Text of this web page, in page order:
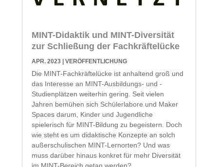
MINT-Didaktik und MINT-Diversität
zur Schließung der Fachkräftelücke
APR. 2023| VERÖFFENTLICHUNG
Die MINT-Fachkräftelücke ist anhaltend groß und
das Interesse an MINT-Ausbildungs- und -
Studienplätzen weiterhin gering. Seit vielen
Jahren bemühen sich Schülerlabore und Maker
Spaces darum, Kinder und Jugendliche
spielerisch für MINT-Bildung zu begeistern. Doch
wie steht es um didaktische Konzepte an solch
außerschulischen MINT-Lernorten? Und was
muss darüber hinaus konkret für mehr Diversität
im MINT-Bereich getan werden?